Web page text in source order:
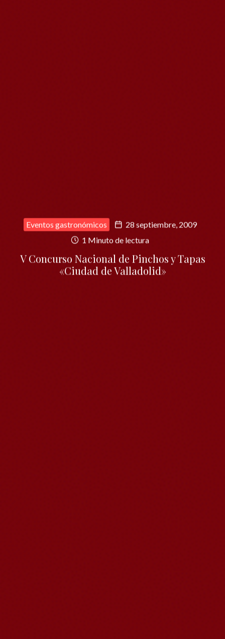
Eventos gastronómicos
28 septiembre, 2009
1 Minuto de lectura
V Concurso Nacional de Pinchos y Tapas
«Ciudad de Valladolid»